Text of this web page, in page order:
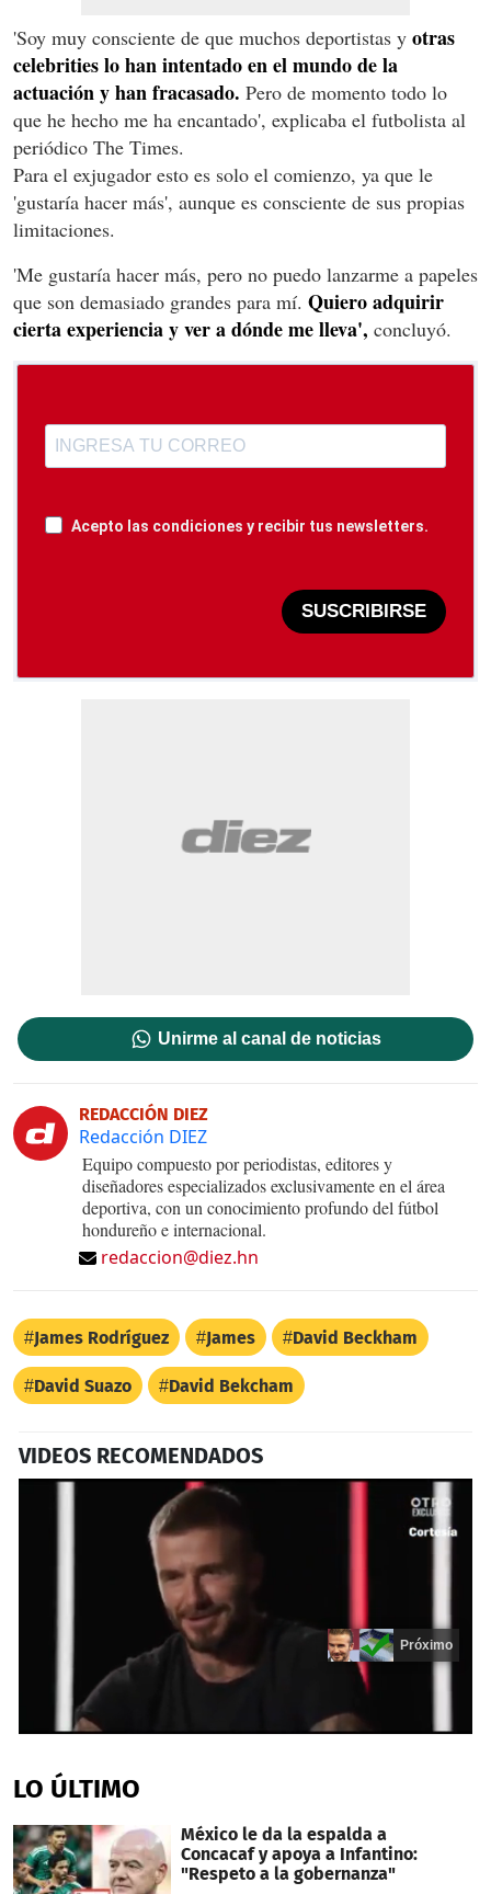
'Soy muy consciente de que muchos deportistas y otras
celebrities lo han intentado en el mundo de la
actuación y han fracasado. Pero de momento todo lo
que he hecho me ha encantado', explicaba el futbolista al
periódico The Times.
Para el exjugador esto es solo el comienzo, ya que le
'gustaría hacer más', aunque es consciente de sus propias
limitaciones.
'Me gustaría hacer más, pero no puedo lanzarme a papeles
que son demasiado grandes para mí. Quiero adquirir
cierta experiencia y ver a dónde me lleva', concluyó.
Acepto las condiciones y recibir tus newsletters.
SUSCRIBIRSE
Unirme al canal de noticias
REDACCIÓN DIEZ
Redacción DIEZ
Equipo compuesto por periodistas, editores y
diseñadores especializados exclusivamente en el área
deportiva, con un conocimiento profundo del fútbol
hondureño e internacional.
redaccion@diez.hn
James Rodríguez James David Beckham
David Suazo David Bekcham
VIDEOS RECOMENDADOS
of
20
Próximo
LO ÚLTIMO
México le da la espalda a
Concacaf y apoya a Infantino:
"Respeto a la gobernanza"